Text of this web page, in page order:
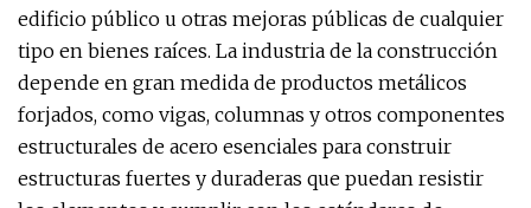
edificio público u otras mejoras públicas de cualquier
tipo en bienes raíces. La industria de la construcción
depende en gran medida de productos metálicos
forjados, como vigas, columnas y otros componentes
estructurales de acero esenciales para construir
estructuras fuertes y duraderas que puedan resistir